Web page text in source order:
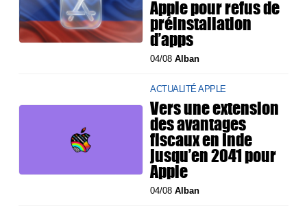
Apple pour refus de
préinstallation
d’apps
04/08Alban
ACTUALITÉ APPLE
Vers une extension
des avantages
fiscaux en Inde
jusqu’en 2041 pour
Apple
04/08Alban